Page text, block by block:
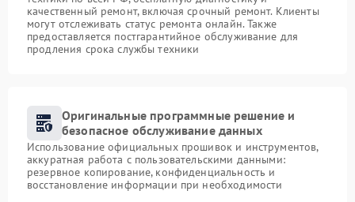
качественный ремонт, включая срочный ремонт. Клиенты
могут отслеживать статус ремонта онлайн. Также
предоставляется постгарантийное обслуживание для
продления срока службы техники
Оригинальные программные решение и
безопасное обслуживание данных
Использование официальных прошивок и инструментов,
аккуратная работа с пользовательскими данными:
резервное копирование, конфиденциальность и
восстановление информации при необходимости